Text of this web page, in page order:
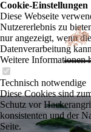
Cookie-Einstellungen
Diese Webseite
Nutzererlebnis zu
nur angezeigt, wenn
Datenverarbeitung
Weitere Informationen
Technisch notwendige
Diese Cookies sind
Schutz vor
konsistenten und der
Seite.